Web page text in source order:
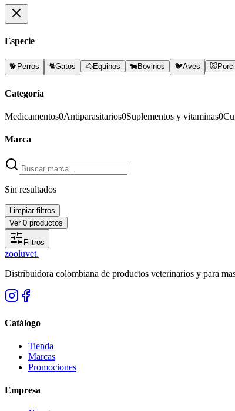
Especie
🐕 Perros 🐈Gatos 🐴Equinos 🐄Bovinos 🐦Aves 🐷
Categoría
Medicamentos0Antiparasitarios0Suplementos y vitaminas0
Marca
Sin resultados
Limpiar filtros
Ver 0 productos
Filtros
zooluvet.
Distribuidora colombiana de productos veterinarios y para
Catálogo
Tienda
Marcas
Promociones
Empresa